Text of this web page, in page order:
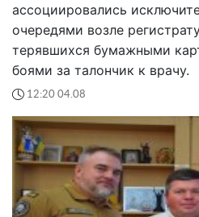
ассоциировались
очередями возле
терявшихся бумажными
боями за талончик к врачу.
12:20 04.08